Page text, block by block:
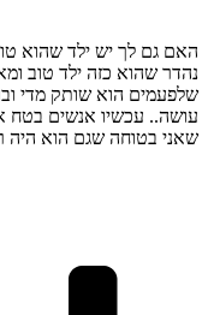
האם גם לך יש ילד שהוא
נהדר שהוא כזה ילד טוב
שלפעמים הוא שותק מדי
עושה.. עכשיו אנשים בטח
שאני בטוחה שגם הוא היה